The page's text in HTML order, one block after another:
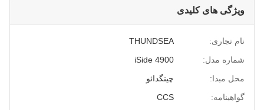
ویژگی های کلیدی
نام تجاری:
THUNDSEA
شماره مدل:
iSide 4900
محل مبدا:
چینگدائو
گواهینامه:
CCS